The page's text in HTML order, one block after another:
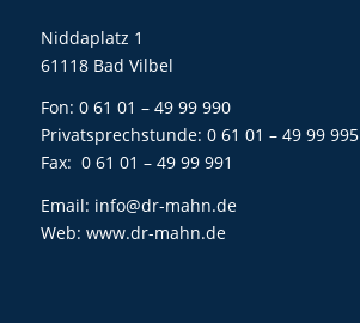
Niddaplatz 1
61118 Bad Vilbel
Fon: 0 61 01 – 49 99 990
Privatsprechstunde: 0 61 01 – 49 99 995
Fax: 0 61 01 – 49 99 991
Email: info@dr-mahn.de
Web: www.dr-mahn.de